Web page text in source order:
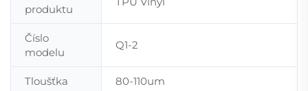
produktu
Číslo
modelu
Q1-2
Tloušťka 80-110um